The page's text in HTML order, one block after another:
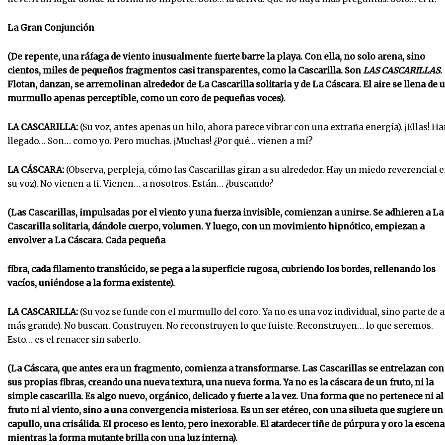
La Gran Conjunción
(De repente, una ráfaga de viento inusualmente fuerte barre la playa. Con ella, no solo arena, sino
cientos, miles de pequeños fragmentos casi transparentes, como la Cascarilla. SonLAS CASCARILLAS.
Flotan, danzan, se arremolinan alrededor de La Cascarilla solitaria y de La Cáscara. El aire se llena de
murmullo apenas perceptible, como un coro de pequeñas voces).
LA CASCARILLA: (Su voz, antes apenas un hilo, ahora parece vibrar con una extraña energía). ¡Ellas!
llegado… Son… como yo. Pero muchas. ¡Muchas! ¿Por qué… vienen a mí?
LA CÁSCARA: (Observa, perpleja, cómo las Cascarillas giran a su alrededor. Hay un miedo reverencial
su voz). No vienen a ti. Vienen… a nosotros. Están… ¿buscando?
(Las Cascarillas, impulsadas por el viento y una fuerza invisible, comienzan a unirse. Se adhieren a La
Cascarilla solitaria, dándole cuerpo, volumen. Y luego, con un movimiento hipnótico, empiezan a
envolver a La Cáscara. Cada pequeña
fibra, cada filamento translúcido, se pega a la superficie rugosa, cubriendo los bordes, rellenando los
vacíos, uniéndose a la forma existente).
LA CASCARILLA: (Su voz se funde con el murmullo del coro. Ya no es una voz individual, sino parte de
más grande). No buscan. Construyen. No reconstruyen lo que fuiste. Reconstruyen… lo que seremos.
Esto… es el renacer sin saberlo.
(La Cáscara, que antes era un fragmento, comienza a transformarse. Las Cascarillas se entrelazan con
sus propias fibras, creando una nueva textura, una nueva forma. Ya no es la cáscara de un fruto, ni la
simple cascarilla. Es algo nuevo, orgánico, delicado y fuerte a la vez. Una forma que no pertenece ni al
fruto ni al viento, sino a una convergencia misteriosa. Es un ser etéreo, con una silueta que sugiere un
capullo, una crisálida. El proceso es lento, pero inexorable. El atardecer tiñe de púrpura y oro la
mientras la forma mutante brilla con una luz interna).